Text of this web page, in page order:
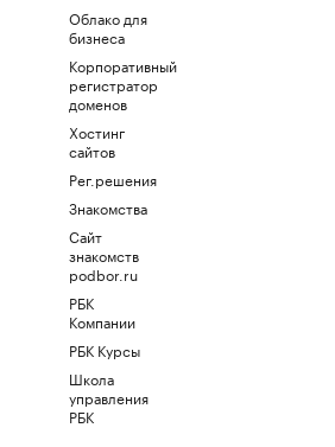
Облако для
бизнеса
Корпоративный
регистратор
доменов
Хостинг
сайтов
Рег.решения
Знакомства
Сайт
знакомств
podbor.ru
РБК
Компании
РБК Курсы
Школа
управления
РБК